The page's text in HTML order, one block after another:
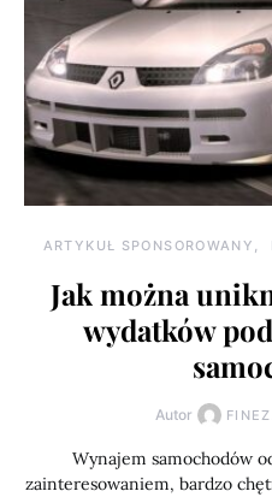
ARTYKUŁ SPONSOROWANY
Jak można
wydatków
Autor
Wynajem samochodów
zainteresowaniem, bardzo